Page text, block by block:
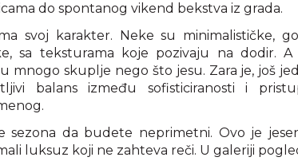
do spontanog vikend bekstva iz grada.
svoj karakter. Neke su minimalističke,
sa teksturama koje pozivaju na dodir.
mnogo skuplje nego što jesu. Zara je, još
balans između sofisticiranosti i
sezona da budete neprimetni. Ovo je
luksuz koji ne zahteva reči. U galeriji